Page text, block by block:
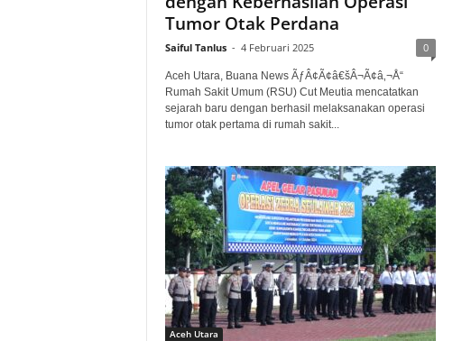
Tumor Otak Perdana
Saiful Tanlus - 4 Februari 2025 0
Aceh Utara, Buana News ÃƒÂ¢Ã¢â€šÂ¬Ã¢â‚¬Å“
Rumah Sakit Umum (RSU) Cut Meutia mencatatkan
sejarah baru dengan berhasil melaksanakan operasi
tumor otak pertama di rumah sakit...
Aceh Utara